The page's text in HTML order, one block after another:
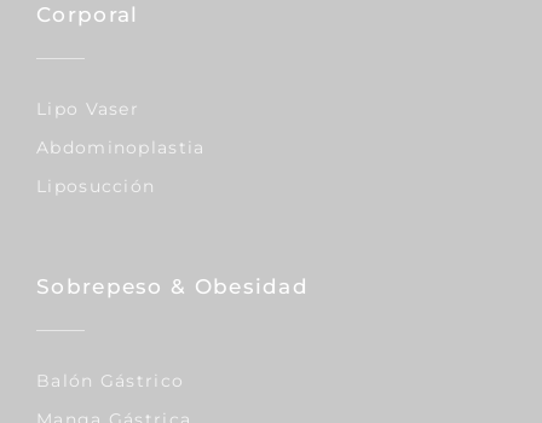
Corporal
Lipo Vaser
Abdominoplastia
Liposucción
Sobrepeso & Obesidad
Balón Gástrico